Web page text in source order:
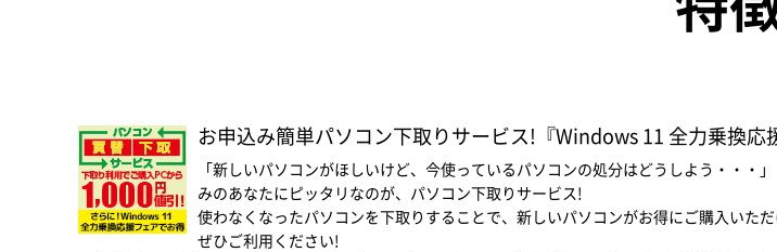
お申込み簡単パソコン下取りサービス!『Windows 11 全力乗換
「新しいパソコンがほしいけど、今使っているパソコンの処分はどうしよう・・
みのあなたにピッタリなのが、パソコン下取りサービス!
使わなくなったパソコンを下取りすることで、新しいパソコンがお得にご購入いた
ぜひご利用ください!